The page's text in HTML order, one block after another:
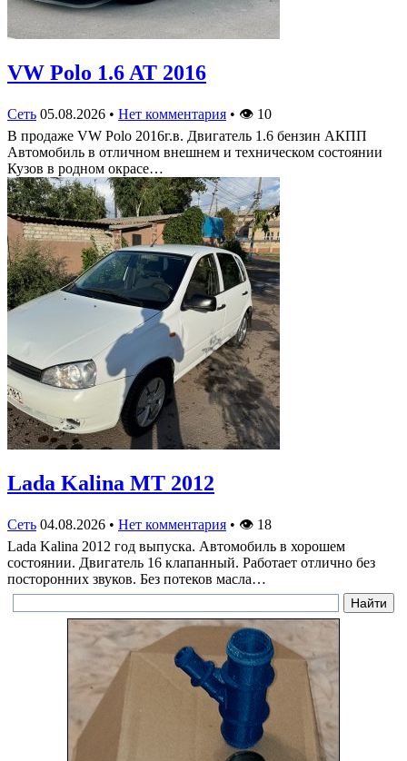
VW Polo 1.6 AT 2016
Сеть 05.08.2026 • Нет комментария • 👁 10
В продаже VW Polo 2016г.в. Двигатель 1.6 бензин АКПП
Автомобиль в отличном внешнем и техническом состоянии
Кузов в родном окрасе…
Lada Kalina МТ 2012
Сеть 04.08.2026 • Нет комментария • 👁 18
Lada Kalina 2012 год выпуска. Автомобиль в хорошем
состоянии. Двигатель 16 клапанный. Работает отлично без
посторонних звуков. Без потеков масла…